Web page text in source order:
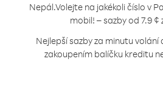
Nepál.Volejte na jakékoli číslo v
mobil! – sazby od 7.9 ¢
Nejlepší sazby za minutu
zakoupením balíčku kreditu